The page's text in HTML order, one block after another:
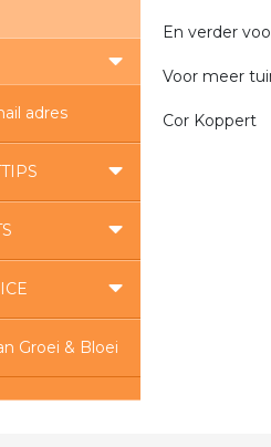
adres
Groei & Bloei
En verder
Voor meer
Cor Koppert